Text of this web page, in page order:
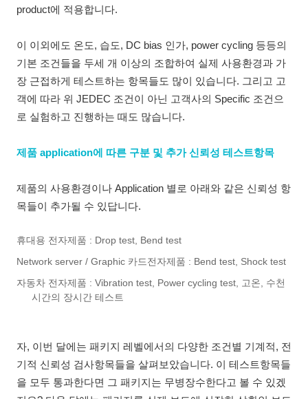
product에 적용합니다.
이 이외에도 온도, 습도, DC bias 인가, power cycling 등등의
기본 조건들을 두세 개 이상의 조합하여 실제 사용환경과 가
장 근접하게 테스트하는 항목들도 많이 있습니다. 그리고 고
객에 따라 위 JEDEC 조건이 아닌 고객사의 Specific 조건으
로 실험하고 진행하는 때도 많습니다.
제품 application에 따른 구분 및 추가 신뢰성 테스트항목
제품의 사용환경이나 Application 별로 아래와 같은 신뢰성 항
목들이 추가될 수 있답니다.
휴대용 전자제품 : Drop test, Bend test
Network server / Graphic 카드전자제품 : Bend test, Shock test
자동차 전자제품 : Vibration test, Power cycling test, 고온, 수천
시간의 장시간 테스트
자, 이번 달에는 패키지 레벨에서의 다양한 조건별 기계적, 전
기적 신뢰성 검사항목들을 살펴보았습니다. 이 테스트항목들
을 모두 통과한다면 그 패키지는 무병장수한다고 볼 수 있겠